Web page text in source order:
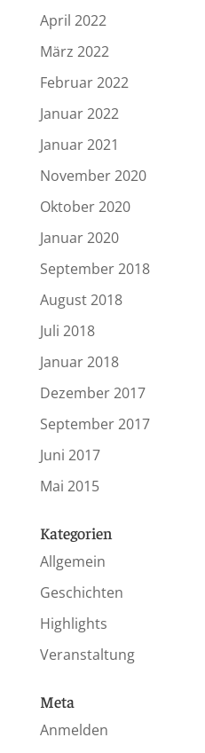
April 2022
März 2022
Februar 2022
Januar 2022
Januar 2021
November 2020
Oktober 2020
Januar 2020
September 2018
August 2018
Juli 2018
Januar 2018
Dezember 2017
September 2017
Juni 2017
Mai 2015
Kategorien
Allgemein
Geschichten
Highlights
Veranstaltung
Meta
Anmelden